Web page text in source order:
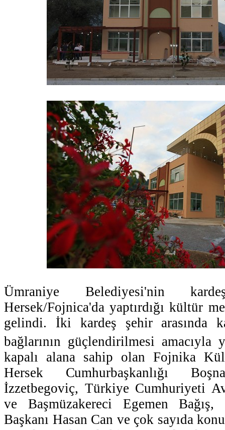
Ümraniye Belediyesi'nin
Hersek/Fojnica'da yaptırdığı kültür
gelindi. İki kardeş şehir arasında
bağlarının güçlendirilmesi amacıyla
kapalı alana sahip olan Fojnika
Hersek Cumhurbaşkanlığı
İzzetbegoviç, Türkiye Cumhuriyeti
ve Başmüzakereci Egemen
Başkanı Hasan Can ve çok sayıda